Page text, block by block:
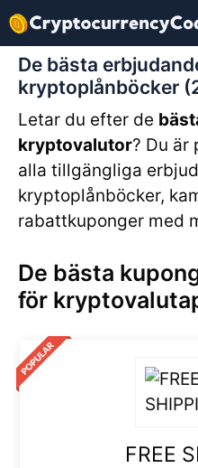
Hoppa
till
innehåll
De bästa
kryptoplånböcker
Letar du efter de
kryptovalutor? Du är
alla tillgängliga
kryptoplånböcker,
rabattkuponger med
De bästa
för
FREE